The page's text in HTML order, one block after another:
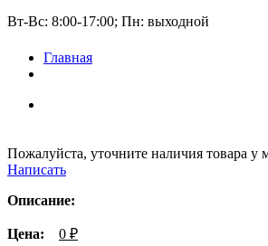
Вт-Вс: 8:00-17:00; Пн: выходной
Главная
Пожалуйста, уточните наличия товара у
Написать
Описание:
Цена: 0 ₽